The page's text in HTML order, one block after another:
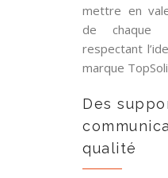
mettre en
de chaque
respectant
marque
Des
qualité